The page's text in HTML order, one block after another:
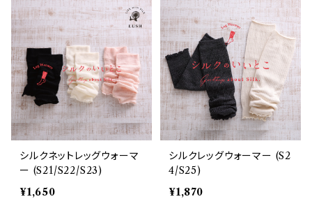
シルクネットレッグウォーマ
ー (S21/S22/S23)
¥1,650
シルクレッグウォーマー (S2
4/S25)
¥1,870